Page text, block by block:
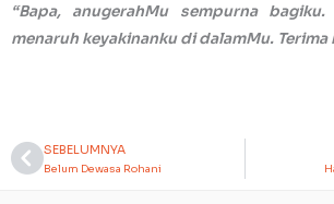
“Bapa, anugerahMu sempurna
menaruh keyakinanku di dalamMu. Terima
Prev
SEBELUMNYA
Belum Dewasa Rohani